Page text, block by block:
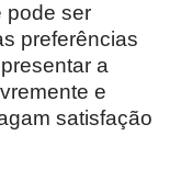
pode ser
preferências
a
e
satisfação